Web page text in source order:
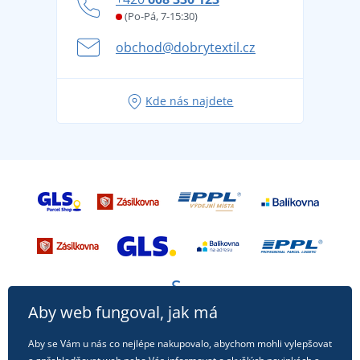
Věrnostní program BONTIS +
Letní dobrodružství začíná balením aneb připravte
se na dovolenou bez starostí
Tipy na svěží outfity pro pohodové léto
(Po-Pá, 7-15:30)
obchod@dobrytextil.cz
Kde nás najdete
Aby web fungoval, jak má
Aby se Vám u nás co nejlépe nakupovalo, abychom mohli vylepšovat